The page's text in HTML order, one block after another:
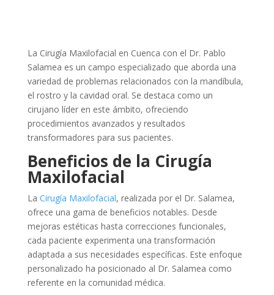
La Cirugía Maxilofacial en Cuenca con el Dr. Pablo
Salamea es un campo especializado que aborda una
variedad de problemas relacionados con la mandíbula,
el rostro y la cavidad oral. Se destaca como un
cirujano líder en este ámbito, ofreciendo
procedimientos avanzados y resultados
transformadores para sus pacientes.
Beneficios de la Cirugía
Maxilofacial
La Cirugía Maxilofacial, realizada por el Dr. Salamea,
ofrece una gama de beneficios notables. Desde
mejoras estéticas hasta correcciones funcionales,
cada paciente experimenta una transformación
adaptada a sus necesidades específicas. Este enfoque
personalizado ha posicionado al Dr. Salamea como
referente en la comunidad médica.